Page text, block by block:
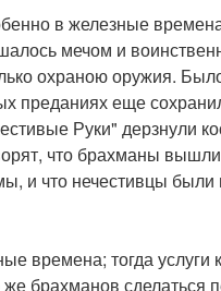
в железные
мечом и
охраною оружия.
преданиях еще
Руки" дерзнули
что брахманы
и что нечестивцы
времена; тогда услуги
брахманов сделаться